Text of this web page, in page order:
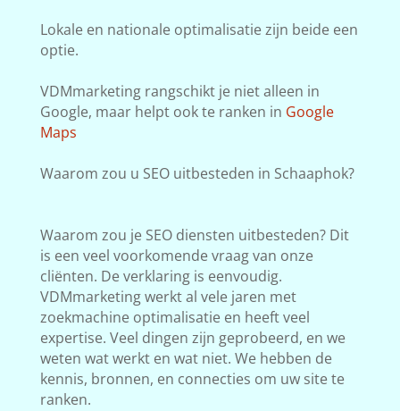
Lokale en nationale optimalisatie zijn beide een
optie.
VDMmarketing rangschikt je niet alleen in
Google, maar helpt ook te ranken in Google
Maps
Waarom zou u SEO uitbesteden in Schaaphok?
Waarom zou je SEO diensten uitbesteden? Dit
is een veel voorkomende vraag van onze
cliënten. De verklaring is eenvoudig.
VDMmarketing werkt al vele jaren met
zoekmachine optimalisatie en heeft veel
expertise. Veel dingen zijn geprobeerd, en we
weten wat werkt en wat niet. We hebben de
kennis, bronnen, en connecties om uw site te
ranken.